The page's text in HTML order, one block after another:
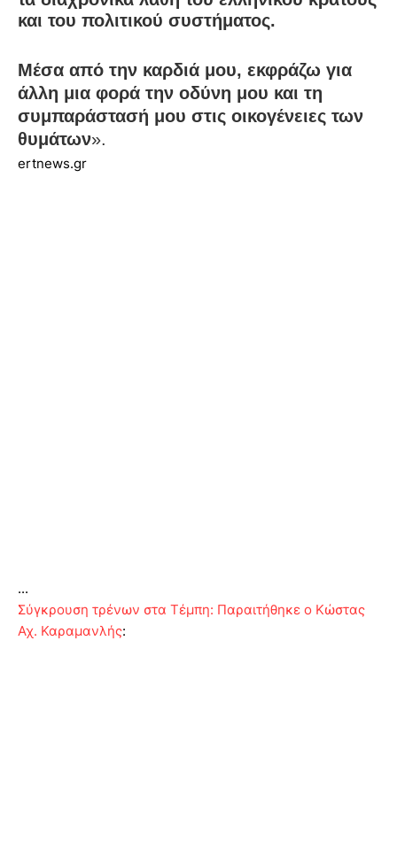
και του πολιτικού συστήματος.
Μέσα από την καρδιά μου, εκφράζω για
άλλη μια φορά την οδύνη μου και τη
συμπαράστασή μου στις οικογένειες των
θυμάτων».
ertnews.gr
...
Σύγκρουση τρένων στα Τέμπη: Παραιτήθηκε ο Κώστας
Αχ. Καραμανλής: